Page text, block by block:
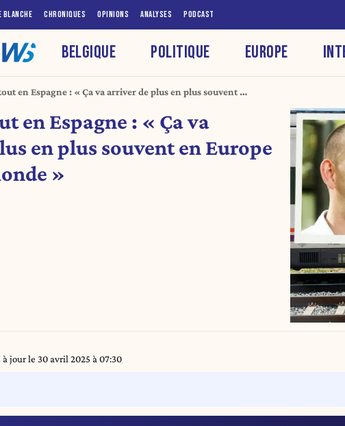
BLANCHE CHRONIQUES OPINIONS ANALYSES PODCAST
BELGIQUE POLITIQUE EUROPE
en Espagne : « Ça va arriver de plus en plus souvent en
en Espagne : « Ça va
en plus souvent en Europe
»
à jour le 30 avril 2025 à 07:30